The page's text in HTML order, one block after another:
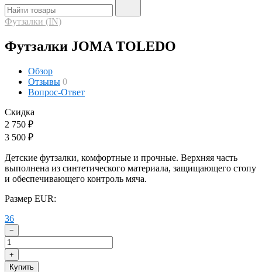
Футзалки (IN)
Футзалки JOMA TOLEDO
Обзор
Отзывы 0
Вопрос-Ответ
Скидка
2 750 ₽
3 500 ₽
​Детские футзалки, комфортные и прочные. Верхняя часть
выполнена из синтетического материала, защищающего стопу
и обеспечивающего контроль мяча.
Размер EUR:
36
−
+
Купить